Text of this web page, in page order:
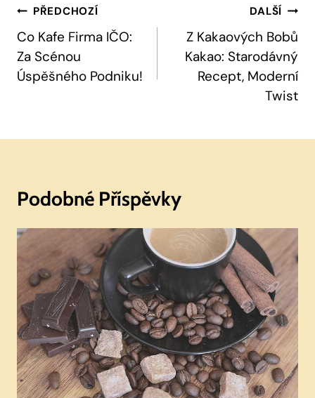
Navigace
Pro
Příspěvek
PŘEDCHOZÍ
Co Kafe Firma IČO:
Za Scénou
Úspěšného Podniku!
DALŠÍ
Z Kakaových Bobů
Kakao: Starodávný
Recept, Moderní
Twist
Podobné Příspěvky